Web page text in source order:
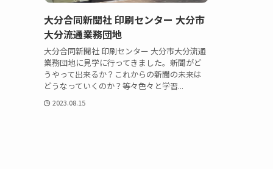
大分合同新聞社 印刷センター 大分市
大分流通業務団地
大分合同新聞社 印刷センター 大分市大分流通
業務団地に見学に行ってきました。新聞がど
うやって出来るか？これからの新聞の未来は
どうなっていくのか？等々色々と学習...
2023.08.15